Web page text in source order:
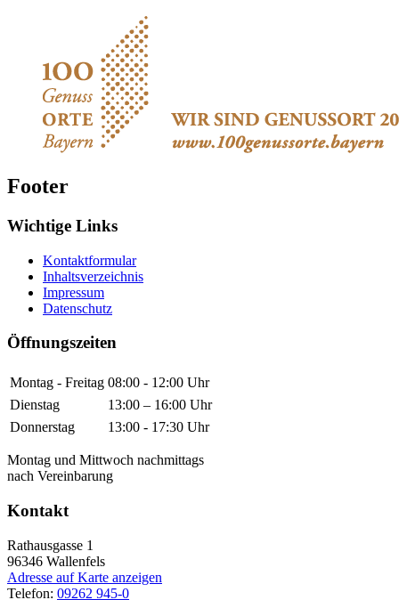
Footer
Wichtige Links
Kontaktformular
Inhaltsverzeichnis
Impressum
Datenschutz
Öffnungszeiten
Montag - Freitag 08:00 - 12:00 Uhr
Dienstag
13:00 – 16:00 Uhr
Donnerstag
13:00 - 17:30 Uhr
Montag und Mittwoch nachmittags
nach Vereinbarung
Kontakt
Rathausgasse 1
96346 Wallenfels
Adresse auf Karte anzeigen
Telefon: 09262 945-0